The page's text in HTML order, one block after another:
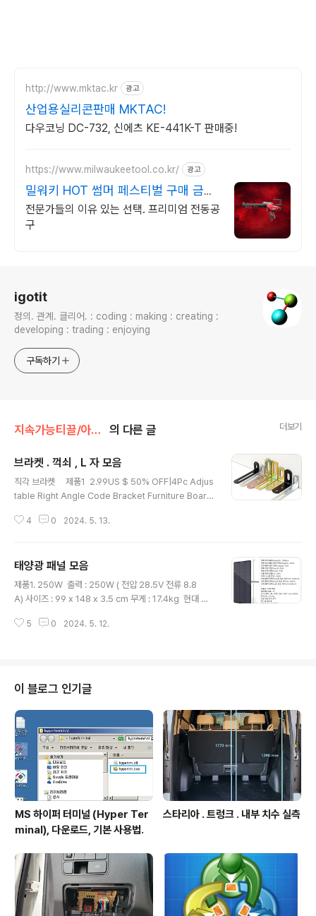
http://www.mktac.kr 광고
산업용실리콘판매 MKTAC!
다우코닝 DC-732, 신에츠 KE-441K-T 판매중!
https://www.milwaukeetool.co.kr/ 광고
밀워키 HOT 썸머 페스티벌 구매 금액
별 사은품 증정
전문가들의 이유 있는 선택. 프리미엄 전동공
구
igotit
정의. 관계. 클리어. : coding : making : creating :
developing : trading : enjoying
구독하기
지속가능티끌/아이템 의 다른 글 더보기
브라켓 . 꺽쇠 , L 자 모음
직각 브라켓 제품1 2.99US $ 50% OFF|4Pc Adjus
table Right Angle Code Bracket Furniture Board
for HoldinSmarter Shopping, Better Living! Aliex
acket Corner Brackets Joint Bracket Fastener F
urniture Door Cabinet Screens WSmarter Shop
ping, Better Living! Aliexpress.comwww...
4 0 2024. 5. 13.
태양광 패널 모음
제품1. 250W 출력 : 250W ( 전압 28.5V 전류 8.8
A) 사이즈 : 99 x 148 x 3.5 cm 무게 : 17.4kg 현대 국
OUPANGwww.coupang.com 제품2. 500W 출력 :
품3. 48W전압 18V 전류 2.7A 이므로 출력전력은 48W
. 사이즈 : 63x54cm 두께 3mm 무게 : 정보 제공안
됨. 태양광패널 판넬 설치 솔라모듈 반 유연한 태양 전지
단결정 태양 전지 야외 태양 광COUPANGwww.c..
5 0 2024. 5. 12.
이 블로그 인기글
MS 하이퍼 터미널 (Hyper Ter
minal), 다운로드, 기본 사용법.
스타리아 . 트렁크 . 내부 치수 실측